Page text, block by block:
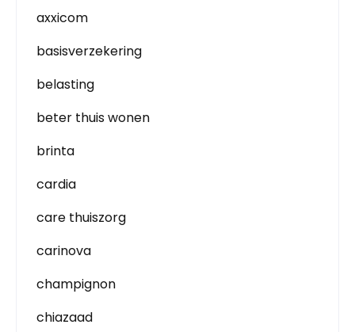
axxicom
basisverzekering
belasting
beter thuis wonen
brinta
cardia
care thuiszorg
carinova
champignon
chiazaad